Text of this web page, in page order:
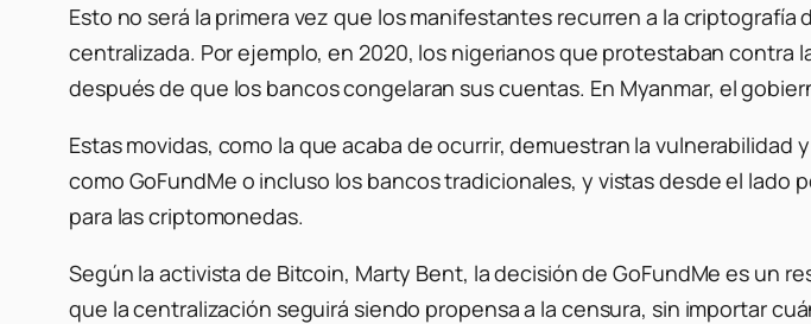
Esto no será la primera vez que los manifestantes recurren a la
centralizada. Por ejemplo, en 2020, los nigerianos que protestaban
después de que los bancos congelaran sus cuentas. En Myanmar, el
Estas movidas, como la que acaba de ocurrir, demuestran la
como GoFundMe o incluso los bancos tradicionales, y vistas desde el
para las criptomonedas.
Según la activista de Bitcoin, Marty Bent, la decisión de GoFundMe es un
que la centralización seguirá siendo propensa a la censura, sin importar